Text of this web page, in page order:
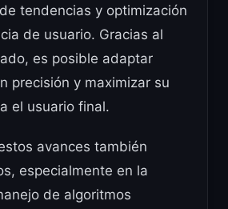
tendencias y optimización
de usuario. Gracias al
es posible adaptar
precisión y maximizar su
el usuario final.
avances también
especialmente en la
de algoritmos